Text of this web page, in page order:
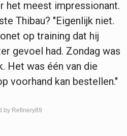
het meest impressionant.
Thibau? "Eigenlijk niet.
op training dat hij
gevoel had. Zondag was
Het was één van die
voorhand kan bestellen."
by Refinery89